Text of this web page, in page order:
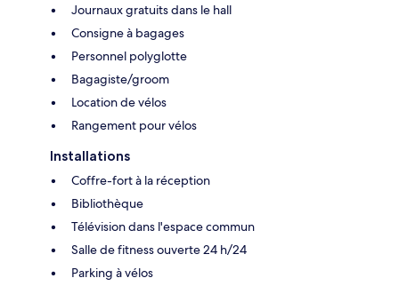
Journaux gratuits dans le hall
Consigne à bagages
Personnel polyglotte
Bagagiste/groom
Location de vélos
Rangement pour vélos
Installations
Coffre-fort à la réception
Bibliothèque
Télévision dans l'espace commun
Salle de fitness ouverte 24 h/24
Parking à vélos